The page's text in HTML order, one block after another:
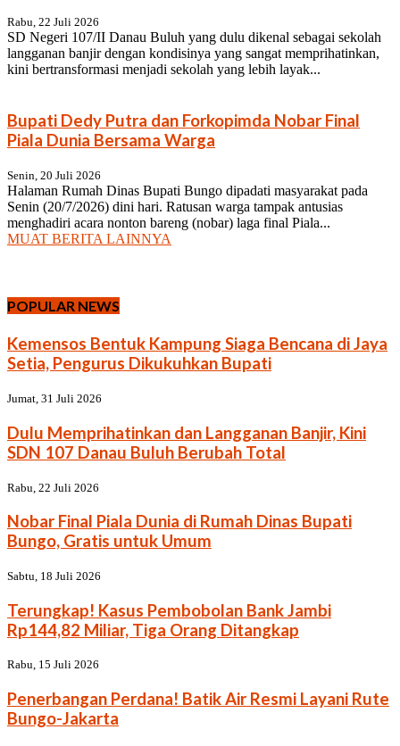
Rabu, 22 Juli 2026
SD Negeri 107/II Danau Buluh yang dulu dikenal sebagai sekolah
langganan banjir dengan kondisinya yang sangat memprihatinkan,
kini bertransformasi menjadi sekolah yang lebih layak...
Bupati Dedy Putra dan Forkopimda Nobar Final
Piala Dunia Bersama Warga
Senin, 20 Juli 2026
Halaman Rumah Dinas Bupati Bungo dipadati masyarakat pada
Senin (20/7/2026) dini hari. Ratusan warga tampak antusias
menghadiri acara nonton bareng (nobar) laga final Piala...
MUAT BERITA LAINNYA
POPULAR NEWS
Kemensos Bentuk Kampung Siaga Bencana di Jaya
Setia, Pengurus Dikukuhkan Bupati
Jumat, 31 Juli 2026
Dulu Memprihatinkan dan Langganan Banjir, Kini
SDN 107 Danau Buluh Berubah Total
Rabu, 22 Juli 2026
Nobar Final Piala Dunia di Rumah Dinas Bupati
Bungo, Gratis untuk Umum
Sabtu, 18 Juli 2026
Terungkap! Kasus Pembobolan Bank Jambi
Rp144,82 Miliar, Tiga Orang Ditangkap
Rabu, 15 Juli 2026
Penerbangan Perdana! Batik Air Resmi Layani Rute
Bungo-Jakarta